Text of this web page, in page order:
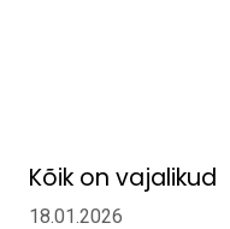
Kõik on vajalikud
18.01.2026